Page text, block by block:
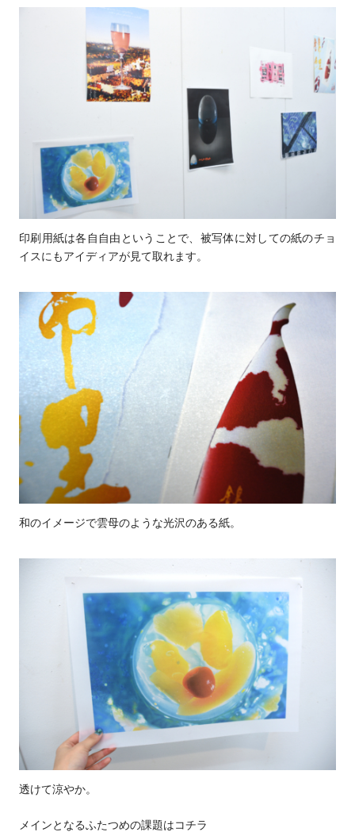
印刷用紙は各自自由ということで、被写体に対しての紙のチョ
イスにもアイディアが見て取れます。
和のイメージで雲母のような光沢のある紙。
透けて涼やか。
メインとなるふたつめの課題はコチラ